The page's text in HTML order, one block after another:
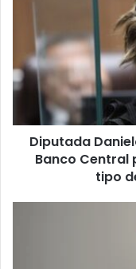
solicita
reunión
con
el
Banco
Central
para
abordar
Diputada
Banco
tipo